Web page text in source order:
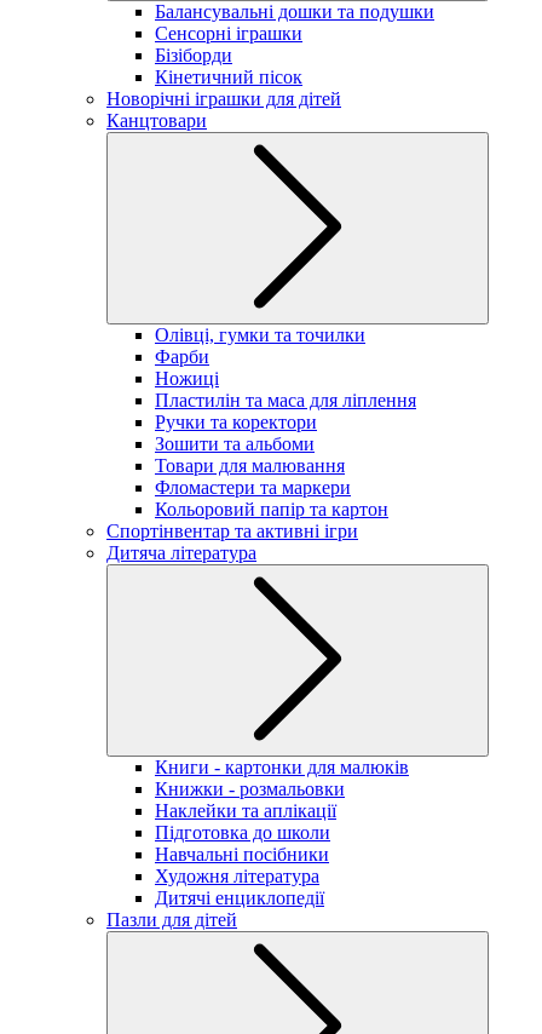
Балансувальні дошки та подушки
Сенсорні іграшки
Бізіборди
Кінетичний пісок
Новорічні іграшки для дітей
Канцтовари
Олівці, гумки та точилки
Фарби
Ножиці
Пластилін та маса для ліплення
Ручки та коректори
Зошити та альбоми
Товари для малювання
Фломастери та маркери
Кольоровий папір та картон
Спортінвентар та активні ігри
Дитяча література
Книги - картонки для малюків
Книжки - розмальовки
Наклейки та аплікації
Підготовка до школи
Навчальні посібники
Художня література
Дитячі енциклопедії
Пазли для дітей